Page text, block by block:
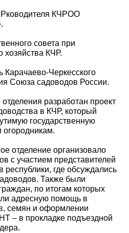
Рководителя КЧРОО
совета при
хозяйства КЧР.
Карачаево-Черкесского
Союза садоводов России.
разработан проект
в КЧР, который
государственную
огородникам.
отделение организовало
с участием представителей
где обсуждались
Также были
по итогам которых
адресную помощь в
семян и оформлении
– в прокладке подъездной